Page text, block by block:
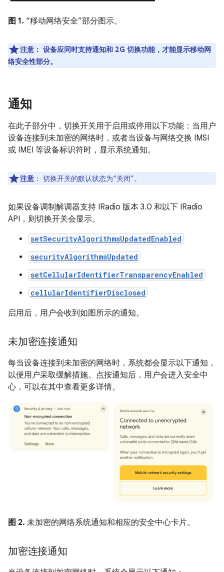
图 1. “移动网络安全”部分图示。
注意 ： 设备应同时支持通知和 2G 切换功能，才能显示移动网
络安全性部分。
通知
在此子部分中，切换开关用于启用或停用以下功能：当用户
设备连接到未加密的网络时，或者当设备与网络交换 IMSI
或 IMEI 等设备标识符时，显示系统通知。
注意 ： 切换开关的默认状态为“关闭”。
如果设备调制解调器支持 IRadio 版本 3.0 和以下 IRadio
API，则切换开关会显示。
setSecurityAlgorithmsUpdatedEnabled
securityAlgorithmsUpdated
setCellularIdentifierTransparencyEnabled
cellularIdentifierDisclosed
启用后，用户会收到如图所示的通知。
未加密连接通知
每当设备连接到未加密的网络时，系统都会显示以下通知，
以便用户采取缓解措施。点按通知后，用户会进入安全中
心，可以在其中查看更多详情。
图 2. 未加密的网络系统通知和相应的安全中心卡片。
加密连接通知